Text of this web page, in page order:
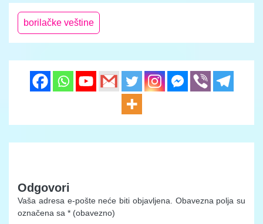
borilačke veštine
Odgovori
Vaša adresa e-pošte neće biti objavljena.
Obavezna polja su
označena sa * (obavezno)